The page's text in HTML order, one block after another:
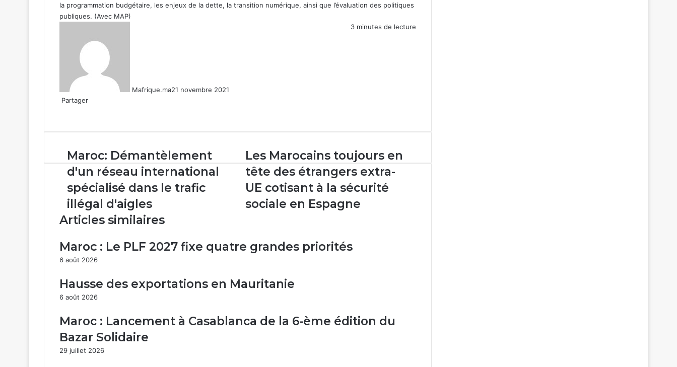
la programmation budgétaire, les enjeux de la dette, la transition numérique, ainsi que l’évaluation des politiques
publiques. (Avec MAP)
Mafrique.ma21 novembre 2021
3 minutes de lecture
Partager
email
Maroc:
Démantèlement
d'un
réseau
international
spécialisé
dans
le
illégal
d'aigles
Maroc: Démantèlement
d'un réseau international
spécialisé dans le trafic
illégal d'aigles
Les
Marocains
toujours
en
tête
des
cotisant
sécurité
sociale
Les Marocains toujours en
tête des étrangers extra-
UE cotisant à la sécurité
sociale en Espagne
Articles similaires
Maroc : Le PLF 2027 fixe quatre grandes priorités
6 août 2026
Hausse des exportations en Mauritanie
6 août 2026
Maroc : Lancement à Casablanca de la 6-ème édition du
Bazar Solidaire
29 juillet 2026